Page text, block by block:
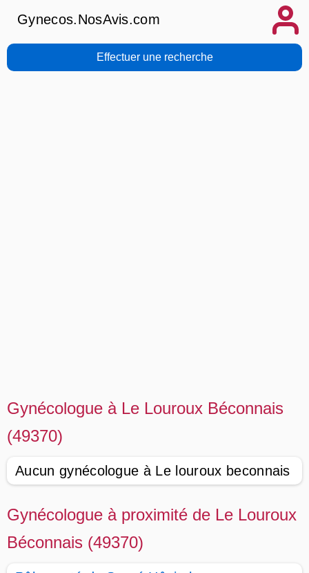
Gynecos.NosAvis.com
Effectuer une recherche
Gynécologue à Le Louroux Béconnais
(49370)
Aucun gynécologue à Le louroux beconnais
Gynécologue à proximité de Le Louroux
Béconnais (49370)